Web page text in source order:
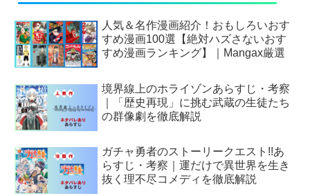
人気＆名作漫画紹介！おもしろいおす
すめ漫画100選【絶対ハズさないおす
すめ漫画ランキング】｜Mangax厳選
境界線上のホライゾンあらすじ・考察
｜「歴史再現」に挑む武蔵の生徒たち
の群像劇を徹底解説
ガチャ勇者のストーリークエスト!!あ
らすじ・考察｜運だけで異世界を生き
抜く理不尽コメディを徹底解説